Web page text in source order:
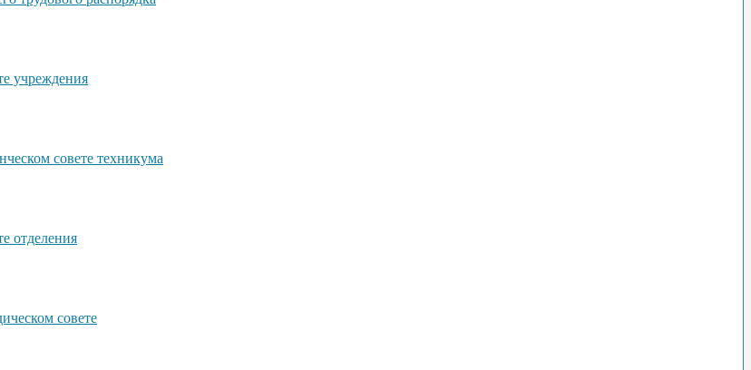
учреждения
совете техникума
отделения
совете